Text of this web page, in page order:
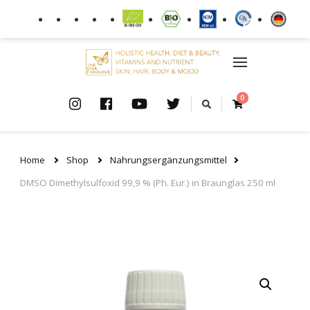
0
Home Shop
Nahrungsergänzungsmittel
DMSO Dimethylsulfoxid 99,9 % (Ph. Eur.) in Braunglas 250 ml